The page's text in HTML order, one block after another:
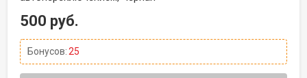
500 руб.
Бонусов:25